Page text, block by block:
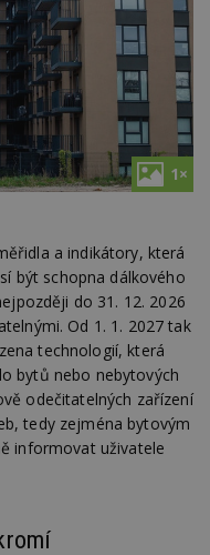
1×
a indikátory, která
být schopna dálkového
do 31. 12. 2026
Od 1. 1. 2027 tak
technologií, která
bytů nebo nebytových
odečitatelných zařízení
tedy zejména bytovým
informovat uživatele